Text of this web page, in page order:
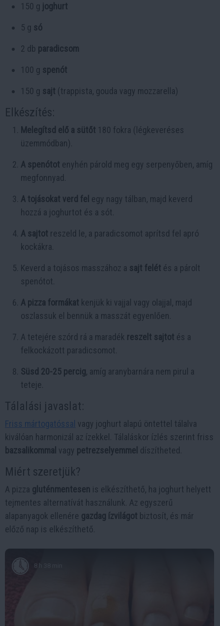
150 g joghurt
5 g só
2 db paradicsom
100 g spenót
150 g sajt (trappista, gouda vagy mozzarella)
Elkészítés:
Melegítsd elő a sütőt 180 fokra (légkeveréses
üzemmódban).
A spenótot enyhén párold meg egy serpenyőben, amíg
megfonnyad.
A tojásokat verd fel egy nagy tálban, majd keverd
hozzá a joghurtot és a sót.
A sajtot reszeld le, a paradicsomot aprítsd fel apró
kockákra.
Keverd a tojásos masszához a sajt felét és a párolt
spenótot.
A pizza formákat kenjük ki vajjal vagy olajjal, majd
oszlassuk el bennük a masszát egyenlően.
A tetejére szórd rá a maradék reszelt sajtot és a
felkockázott paradicsomot.
Süsd 20-25 percig, amíg aranybarnára nem pirul a
teteje.
Tálalási javaslat:
Friss mártogatóssal vagy joghurt alapú öntettel tálalva
kiválóan harmonizál az ízekkel. Tálaláskor ízlés szerint friss
bazsalikommal vagy petrezselyemmel díszítheted.
Miért szeretjük?
A pizza gluténmentesen is elkészíthető, ha joghurt helyett
tejmentes alternatívát használunk. Az egyszerű
alapanyagok ellenére gazdag ízvilágot biztosít, és már
előző nap is elkészíthető.
8 h 38 min